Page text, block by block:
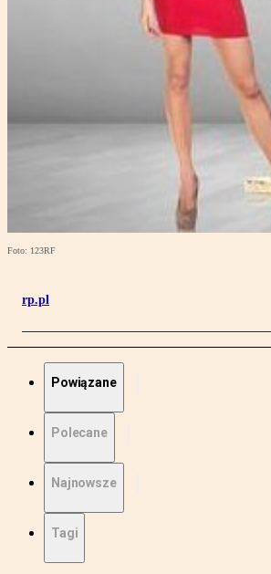
Foto: 123RF
rp.pl
Powiązane
Polecane
Najnowsze
Tagi